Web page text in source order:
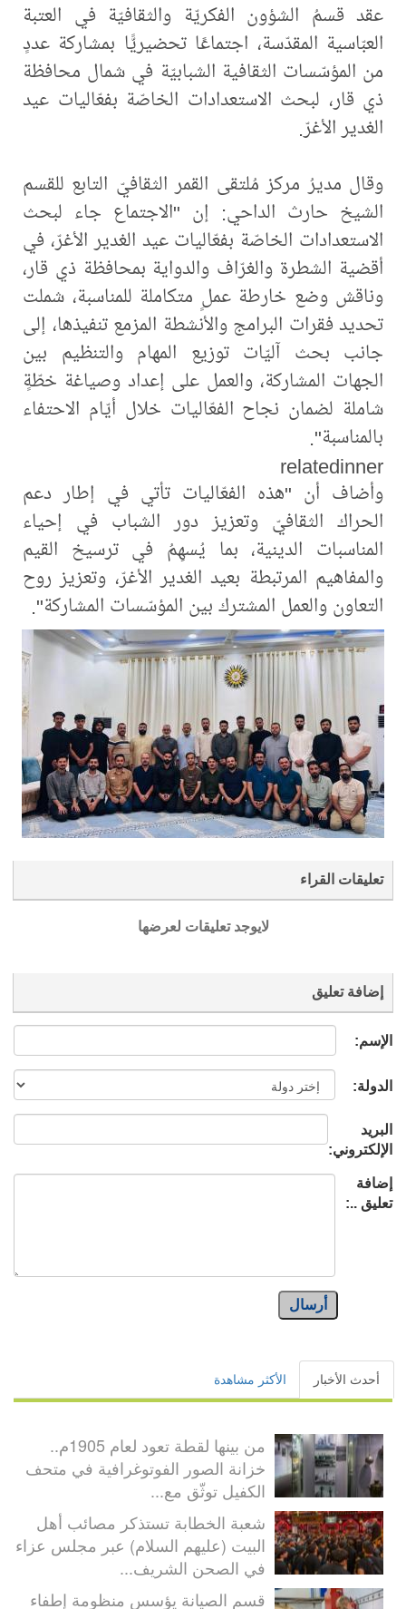
عقد قسمُ الشؤون الفكريّة والثقافيّة في العتبة
العبّاسية المقدّسة، اجتماعًا تحضيريًّا بمشاركة عددٍ
من المؤسّسات الثقافية الشبابيّة في شمال محافظة
ذي قار، لبحث الاستعدادات الخاصّة بفعّاليات عيد
الغدير الأغرّ.
وقال مديرُ مركز مُلتقى القمر الثقافيّ التابع للقسم
الشيخ حارث الداحي: إن "الاجتماع جاء لبحث
الاستعدادات الخاصّة بفعّاليات عيد الغدير الأغرّ، في
أقضية الشطرة والغرّاف والدواية بمحافظة ذي قار،
وناقش وضع خارطة عملٍ متكاملة للمناسبة، شملت
تحديد فقرات البرامج والأنشطة المزمع تنفيذها، إلى
جانب بحث آليّات توزيع المهام والتنظيم بين
الجهات المشاركة، والعمل على إعداد وصياغة خطّةٍ
شاملة لضمان نجاح الفعّاليات خلال أيّام الاحتفاء
بالمناسبة".
relatedinner
وأضاف أن "هذه الفعّاليات تأتي في إطار دعم
الحراك الثقافيّ وتعزيز دور الشباب في إحياء
المناسبات الدينية، بما يُسهِمُ في ترسيخ القيم
والمفاهيم المرتبطة بعيد الغدير الأغرّ، وتعزيز روح
التعاون والعمل المشترك بين المؤسّسات المشاركة".
تعليقات القراء
لايوجد تعليقات لعرضها
إضافة تعليق
الإسم:
الدولة:
البريد
الإلكتروني:
إضافة
تعليق ..:
أرسال
أحدث الأخبار الأكثر مشاهدة
من بينها لقطة تعود لعام 1905م..
خزانة الصور الفوتوغرافية في متحف
الكفيل توثّق مع...
شعبة الخطابة تستذكر مصائب أهل
البيت (عليهم السلام) عبر مجلس عزاء
في الصحن الشريف...
قسم الصيانة يؤسس منظومة إطفاء